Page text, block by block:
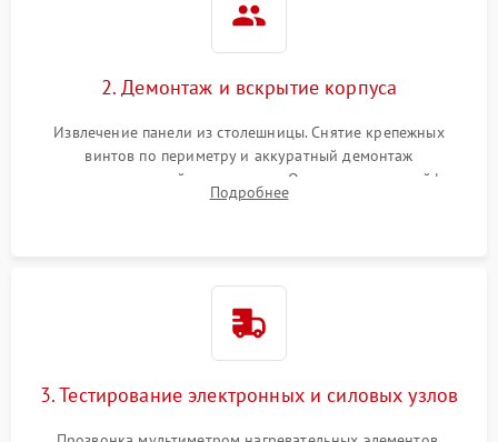
2. Демонтаж и вскрытие корпуса
Извлечение панели из столешницы. Снятие крепежных
винтов по периметру и аккуратный демонтаж
стеклокерамической поверхности. Отсоединение шлейфов
сенсорного блока для доступа к силовым платам, катушкам
Подробнее
3. Тестирование электронных и силовых узлов